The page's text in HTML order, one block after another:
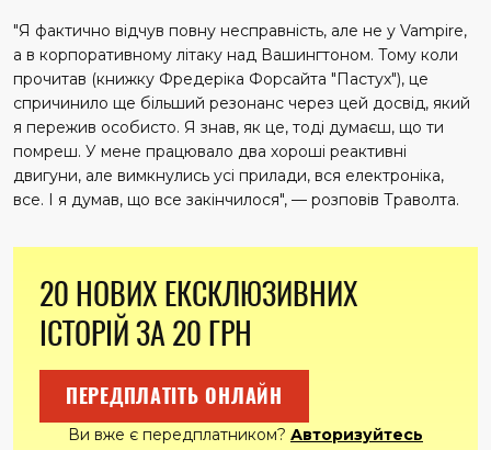
"Я фактично відчув повну несправність, але не у Vampire,
а в корпоративному літаку над Вашингтоном. Тому коли
прочитав (книжку Фредеріка Форсайта "Пастух"), це
спричинило ще більший резонанс через цей досвід, який
я пережив особисто. Я знав, як це, тоді думаєш, що ти
помреш. У мене працювало два хороші реактивні
двигуни, але вимкнулись усі прилади, вся електроніка,
все. І я думав, що все закінчилося", — розповів Траволта.
20 НОВИХ ЕКСКЛЮЗИВНИХ
ІСТОРІЙ ЗА 20 ГРН
ПЕРЕДПЛАТІТЬ ОНЛАЙН
Ви вже є передплатником? Авторизуйтесь